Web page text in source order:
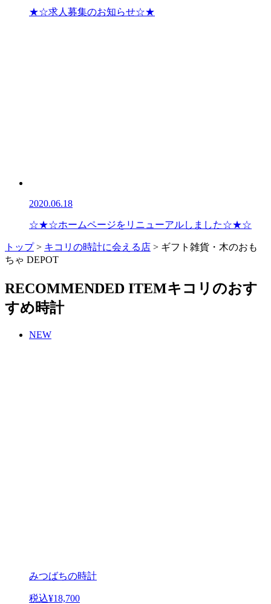
★☆求人募集のお知らせ☆★
2020.06.18
☆★☆ホームページをリニューアルしました☆★☆
トップ> キコリの時計に会える店 > ギフト雑貨・木のおも
ちゃ DEPOT
RECOMMENDED ITEMキコリのおす
すめ時計
NEW
みつばちの時計
税込¥18,700